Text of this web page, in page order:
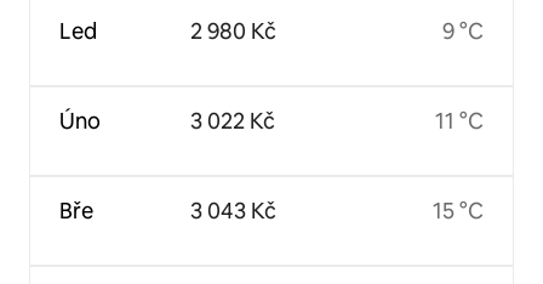
Led
Úno
Bře
2 980 Kč
3 022 Kč
3 043 Kč
9 °C
11 °C
15 °C